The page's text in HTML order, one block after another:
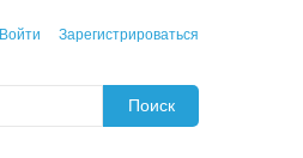
Войти Зарегистрироваться
Поиск